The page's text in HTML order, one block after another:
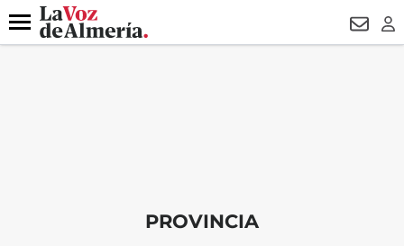
DESTACADO CONDENADOS
Menú
PROVINCIA